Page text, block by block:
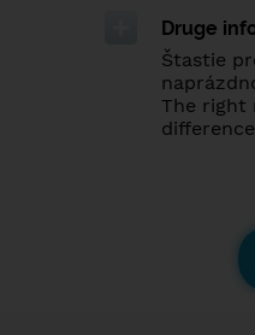
Druge
Štastie
The right